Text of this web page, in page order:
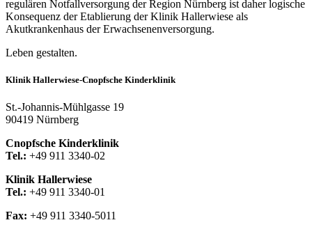
regulären Notfallversorgung der Region Nürnberg ist daher logische
Konsequenz der Etablierung der Klinik Hallerwiese als
Akutkrankenhaus der Erwachsenenversorgung.
Leben gestalten.
Klinik Hallerwiese-Cnopfsche Kinderklinik
St.-Johannis-Mühlgasse 19
90419 Nürnberg
Cnopfsche Kinderklinik
Tel.: +49 911 3340-02
Klinik Hallerwiese
Tel.: +49 911 3340-01
Fax: +49 911 3340-5011